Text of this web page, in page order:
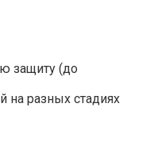
защиту (до
разных стадиях